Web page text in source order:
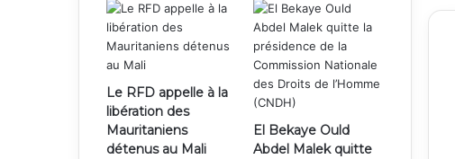
Le RFD appelle à la
libération des
Mauritaniens
détenus au Mali
El Bekaye Ould
Abdel Malek quitte